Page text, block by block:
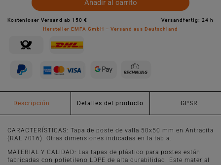
Añadir al carrito
Kostenloser Versand ab 150 €
Versandfertig: 24 h
Hersteller EMFA GmbH – Versand aus Deutschland
Descripción Detalles del producto GPSR
CARACTERÍSTICAS: Tapa de poste de valla 50x50 mm en Antracita
(RAL 7016). Otras dimensiones indicadas en la tabla.
MATERIAL Y CALIDAD: Las tapas de plástico para postes están
fabricadas con polietileno LDPE de alta durabilidad. Este material